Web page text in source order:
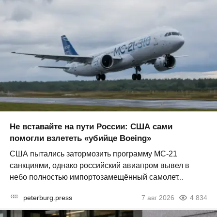
Не вставайте на пути России: США сами
помогли взлететь «убийце Boeing»
США пытались затормозить программу МС-21
санкциями, однако российский авиапром вывел в
небо полностью импортозамещённый самолет...
peterburg.press 7 авг 2026 4 834